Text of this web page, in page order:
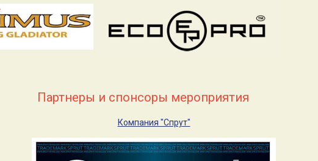
Партнеры и спонсоры мероприятия
Компания "Спрут"